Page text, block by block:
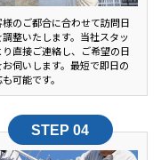
様のご都合に合わせて訪問日
調整いたします。当社スタッ
り直接ご連絡し、ご希望の日
お伺いします。最短で即日の
可能です。